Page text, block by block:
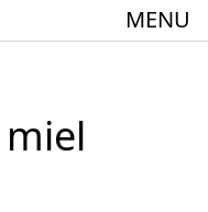
MENU
Theater